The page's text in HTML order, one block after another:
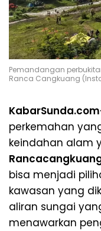
Pemandangan
Ranca Cangkuang
perkemahan
keindahan alam
bisa menjadi
kawasan yang
aliran sungai
menawarkan